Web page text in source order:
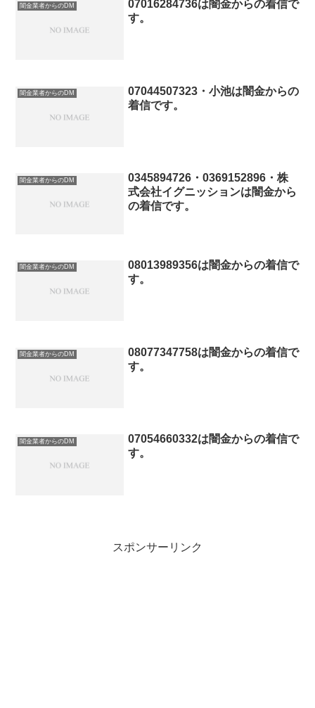
闇金業者からのDM
07016284736は闇金からの着信で
す。
闇金業者からのDM
07044507323・小池は闇金からの
着信です。
闇金業者からのDM
0345894726・0369152896・株
式会社イグニッションは闇金から
の着信です。
闇金業者からのDM
08013989356は闇金からの着信で
す。
闇金業者からのDM
08077347758は闇金からの着信で
す。
闇金業者からのDM
07054660332は闇金からの着信で
す。
スポンサーリンク